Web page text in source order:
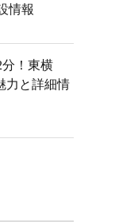
情報
！東横
力と詳細情